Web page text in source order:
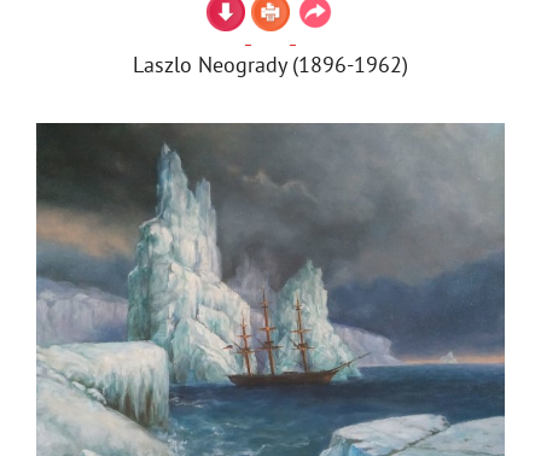
Laszlo Neogrady (1896-1962)